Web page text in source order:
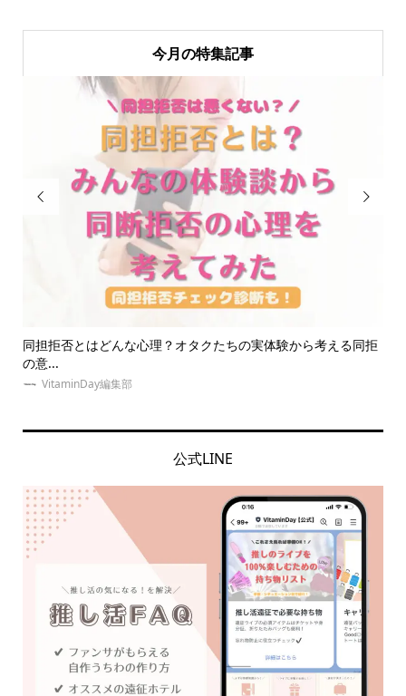
今月の特集記事

【大人ジャニオタ必見】うちわが入る現場用トートバッグ20
選！...
VitaminDay編集部

公式LINE